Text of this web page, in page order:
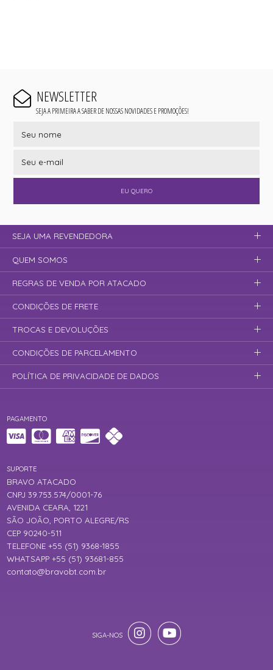
NEWSLETTER
SEJA A PRIMEIRA A SABER DE NOSSAS NOVIDADES E PROMOÇÕES!
EU QUERO
PAGAMENTO
SUPORTE
BRAVO ATACADO
CNPJ 39.753.574/0001-76
AVENIDA CEARA, 1221
SÃO JOÃO, PORTO ALEGRE/RS
CEP 90240-511
TELEFONE +55 (51) 9368-1855
WHATSAPP +55 (51) 93681-855
contato@bravobt.com.br
SEJA UMA REVENDEDORA
QUEM SOMOS
REGRAS DE VENDA POR ATACADO
CONDIÇÕES DE FRETE
TROCAS E DEVOLUÇÕES
CONDIÇÕES DE PARCELAMENTO
POLÍTICA DE PRIVACIDADE DE DADOS